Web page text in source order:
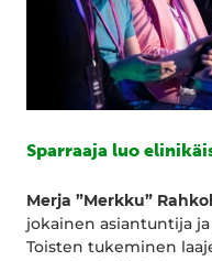
Sparraaja luo
Merja ”Merkku”
jokainen asiantuntija
Toisten tukeminen